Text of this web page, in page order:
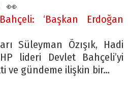
👀
‘Başkan Erdoğan
Süleyman Özışık, Hadi
lideri Devlet Bahçeli’yi
ve gündeme ilişkin bir…